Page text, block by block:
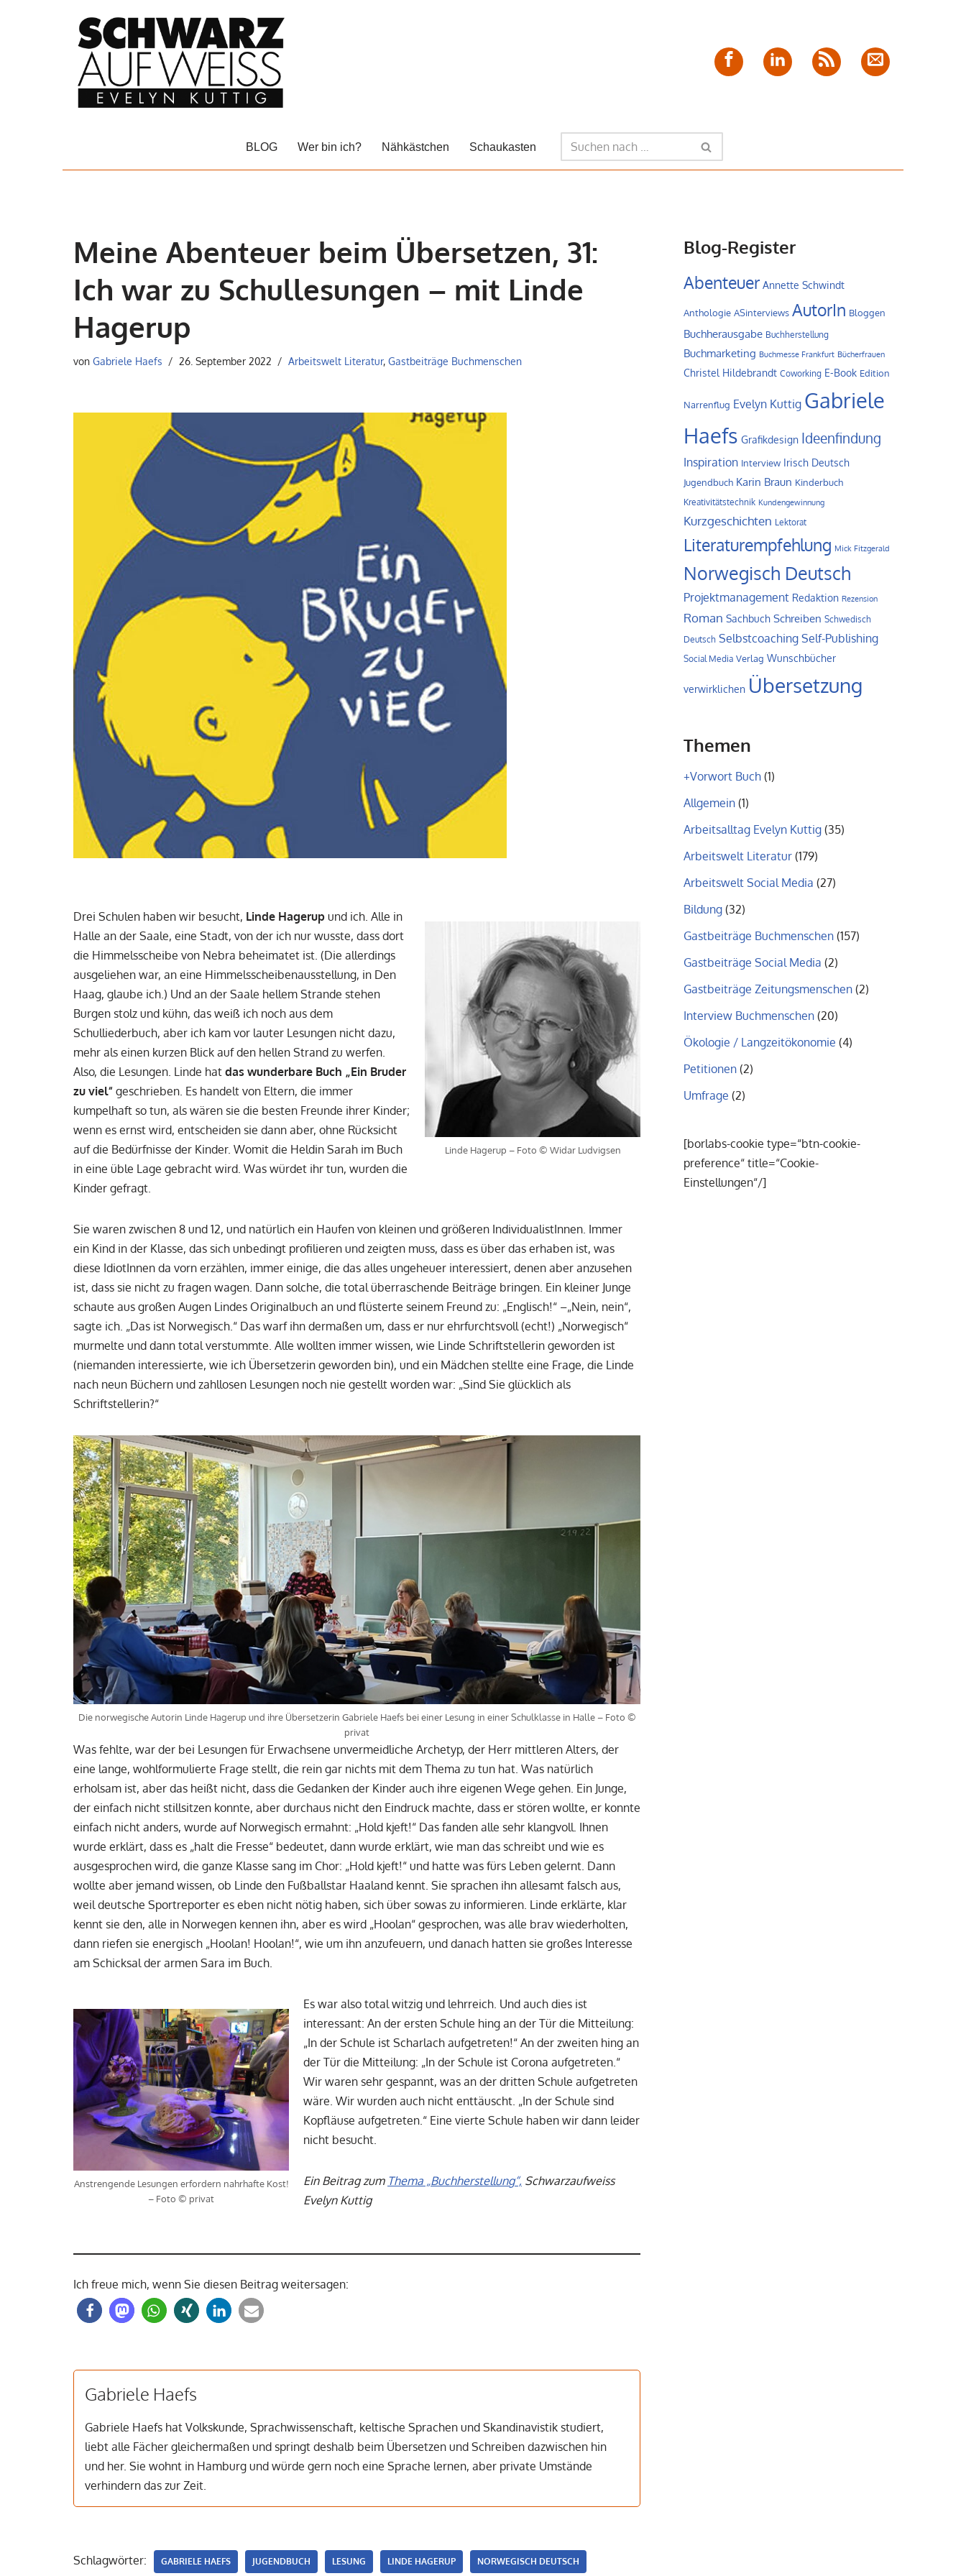
FacebookLinkedIn Feed
E-
Mail
BLOG Wer bin ich? Nähkästchen Schaukasten
Meine Abenteuer beim Übersetzen, 31:
Ich war zu Schullesungen – mit Linde
Hagerup
von Gabriele Haefs 26. September 2022 Arbeitswelt Literatur, Gastbeiträge Buchmenschen
Linde Hagerup – Foto © Widar Ludvigsen
Drei Schulen haben wir besucht, Linde Hagerup und ich. Alle in
Halle an der Saale, eine Stadt, von der ich nur wusste, dass dort
die Himmelsscheibe von Nebra beheimatet ist. (Die allerdings
ausgeliehen war, an eine Himmelsscheibenausstellung, in Den
Haag, glaube ich.) Und an der Saale hellem Strande stehen
Burgen stolz und kühn, das weiß ich noch aus dem
Schulliederbuch, aber ich kam vor lauter Lesungen nicht dazu,
mehr als einen kurzen Blick auf den hellen Strand zu werfen.
Also, die Lesungen. Linde hat das wunderbare Buch „Ein Bruder
zu viel“ geschrieben. Es handelt von Eltern, die immer
kumpelhaft so tun, als wären sie die besten Freunde ihrer Kinder;
wenn es ernst wird, entscheiden sie dann aber, ohne Rücksicht
auf die Bedürfnisse der Kinder. Womit die Heldin Sarah im Buch
in eine üble Lage gebracht wird. Was würdet ihr tun, wurden die
Kinder gefragt.
Sie waren zwischen 8 und 12, und natürlich ein Haufen von kleinen und größeren IndividualistInnen. Immer
ein Kind in der Klasse, das sich unbedingt profilieren und zeigten muss, dass es über das erhaben ist, was
diese IdiotInnen da vorn erzählen, immer einige, die das alles ungeheuer interessiert, denen aber anzusehen
ist, dass sie nicht zu fragen wagen. Dann solche, die total überraschende Beiträge bringen. Ein kleiner Junge
schaute aus großen Augen Lindes Originalbuch an und flüsterte seinem Freund zu: „Englisch!“ –„Nein, nein“,
sagte ich. „Das ist Norwegisch.“ Das warf ihn dermaßen um, dass er nur ehrfurchtsvoll (echt!) „Norwegisch“
murmelte und dann total verstummte. Alle wollten immer wissen, wie Linde Schriftstellerin geworden ist
(niemanden interessierte, wie ich Übersetzerin geworden bin), und ein Mädchen stellte eine Frage, die Linde
nach neun Büchern und zahllosen Lesungen noch nie gestellt worden war: „Sind Sie glücklich als
Schriftstellerin?“
Die norwegische Autorin Linde Hagerup und ihre Übersetzerin Gabriele Haefs bei einer Lesung in einer Schulklasse in Halle – Foto ©
privat
Was fehlte, war der bei Lesungen für Erwachsene unvermeidliche Archetyp, der Herr mittleren Alters, der
eine lange, wohlformulierte Frage stellt, die rein gar nichts mit dem Thema zu tun hat. Was natürlich
erholsam ist, aber das heißt nicht, dass die Gedanken der Kinder auch ihre eigenen Wege gehen. Ein Junge,
der einfach nicht stillsitzen konnte, aber durchaus nicht den Eindruck machte, dass er stören wollte, er konnte
einfach nicht anders, wurde auf Norwegisch ermahnt: „Hold kjeft!“ Das fanden alle sehr klangvoll. Ihnen
wurde erklärt, dass es „halt die Fresse“ bedeutet, dann wurde erklärt, wie man das schreibt und wie es
ausgesprochen wird, die ganze Klasse sang im Chor: „Hold kjeft!“ und hatte was fürs Leben gelernt. Dann
wollte aber jemand wissen, ob Linde den Fußballstar Haaland kennt. Sie sprachen ihn allesamt falsch aus,
weil deutsche Sportreporter es eben nicht nötig haben, sich über sowas zu informieren. Linde erklärte, klar
kennt sie den, alle in Norwegen kennen ihn, aber es wird „Hoolan“ gesprochen, was alle brav wiederholten,
dann riefen sie energisch „Hoolan! Hoolan!“, wie um ihn anzufeuern, und danach hatten sie großes Interesse
am Schicksal der armen Sara im Buch.
Anstrengende Lesungen erfordern nahrhafte Kost!
– Foto © privat
Es war also total witzig und lehrreich. Und auch dies ist
interessant: An der ersten Schule hing an der Tür die Mitteilung:
„In der Schule ist Scharlach aufgetreten!“ An der zweiten hing an
der Tür die Mitteilung: „In der Schule ist Corona aufgetreten.“
Wir waren sehr gespannt, was an der dritten Schule aufgetreten
wäre. Wir wurden auch nicht enttäuscht. „In der Schule sind
Kopfläuse aufgetreten.“ Eine vierte Schule haben wir dann leider
nicht besucht.
Ein Beitrag zum Thema „Buchherstellung“, Schwarzaufweiss
Evelyn Kuttig
Ich freue mich, wenn Sie diesen Beitrag weitersagen:
Gabriele Haefs
Gabriele Haefs hat Volkskunde, Sprachwissenschaft, keltische Sprachen und Skandinavistik studiert,
liebt alle Fächer gleichermaßen und springt deshalb beim Übersetzen und Schreiben dazwischen hin
und her. Sie wohnt in Hamburg und würde gern noch eine Sprache lernen, aber private Umstände
verhindern das zur Zeit.
Schlagwörter: GABRIELE HAEFS JUGENDBUCH LESUNG LINDE HAGERUP NORWEGISCH DEUTSCH
Blog-Register
Abenteuer Annette Schwindt
Anthologie ASinterviews AutorIn Bloggen
Buchherausgabe Buchherstellung
Buchmarketing Buchmesse Frankfurt Bücherfrauen
Christel Hildebrandt Coworking E-Book Edition
Narrenflug Evelyn Kuttig Gabriele
Haefs Grafikdesign Ideenfindung
Inspiration Interview Irisch Deutsch
Jugendbuch Karin Braun Kinderbuch
Kreativitätstechnik Kundengewinnung
Kurzgeschichten Lektorat
Literaturempfehlung Mick Fitzgerald
Norwegisch Deutsch
Projektmanagement Redaktion Rezension
Roman Sachbuch Schreiben Schwedisch
Deutsch Selbstcoaching Self-Publishing
Social Media Verlag Wunschbücher
verwirklichen Übersetzung
Themen
+Vorwort Buch (1)
Allgemein (1)
Arbeitsalltag Evelyn Kuttig (35)
Arbeitswelt Literatur (179)
Arbeitswelt Social Media (27)
Bildung (32)
Gastbeiträge Buchmenschen (157)
Gastbeiträge Social Media (2)
Gastbeiträge Zeitungsmenschen (2)
Interview Buchmenschen (20)
Ökologie / Langzeitökonomie (4)
Petitionen (2)
Umfrage (2)
[borlabs-cookie type=“btn-cookie-
preference“ title=“Cookie-
Einstellungen“/]